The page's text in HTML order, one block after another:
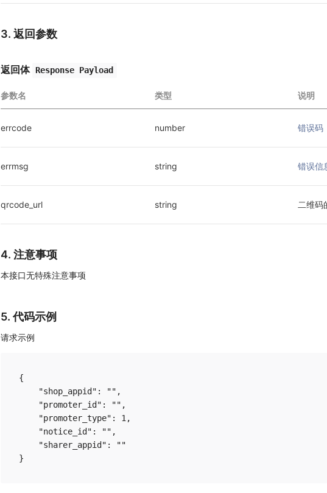
3. 返回参数
返回体 Response Payload
参数名 类型 说明
errcode number 错误码
errmsg string 错误信
qrcode_url string 二维码
4. 注意事项
本接口无特殊注意事项
5. 代码示例
请求示例
{
    "shop_appid": "",
    "promoter_id": "",
    "promoter_type": 1,
    "notice_id": "",
    "sharer_appid": ""